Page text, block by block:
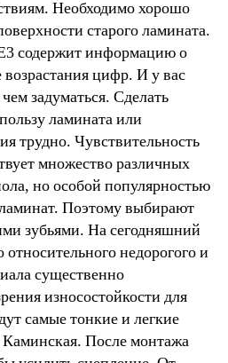
Необходимо хорошо
старого ламината.
содержит информацию о
цифр. И у вас
задуматься. Сделать
ламината или
трудно. Чувствительность
множество различных
но особой популярностью
Поэтому выбирают
зубьями. На сегодняшний
недорогого и
существенно
износостойкости для
самые тонкие и легкие
После монтажа